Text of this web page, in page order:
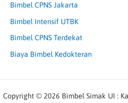
Bimbel CPNS Jakarta
Bimbel Intensif UTBK
Bimbel CPNS Terdekat
Biaya Bimbel Kedokteran
Copyright © 2026 Bimbel Simak UI :